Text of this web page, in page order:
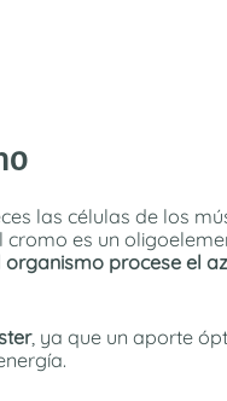
las células de los
es un
procese el
, ya que un aporte